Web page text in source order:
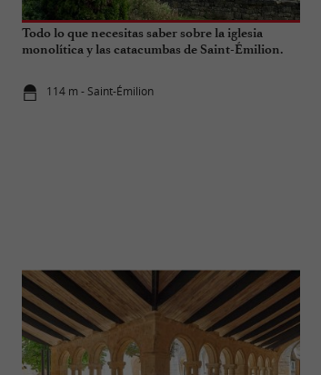
Todo lo que necesitas saber sobre la iglesia
monolítica y las catacumbas de Saint-Émilion.
114 m - Saint-Émilion